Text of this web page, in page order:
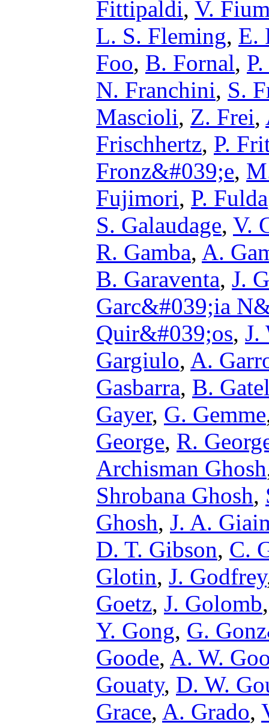
Fittipaldi, V.
L. S. Fleming, E.
Foo, B. Fornal,
N. Franchini, S.
Mascioli, Z. Frei,
Frischhertz, P.
Fronz&#039;e,
Fujimori, P. Fulda
S. Galaudage, V.
R. Gamba, A.
B. Garaventa, J.
Garc&#039;ia
Quir&#039;os, J.
Gargiulo, A.
Gasbarra, B.
Gayer, G. Gemme
George, R.
Archisman Ghosh
Shrobana Ghosh,
Ghosh, J. A.
D. T. Gibson, C.
Glotin, J. Godfrey
Goetz, J. Golomb
Y. Gong, G.
Goode, A. W.
Gouaty, D. W.
Grace, A. Grado,